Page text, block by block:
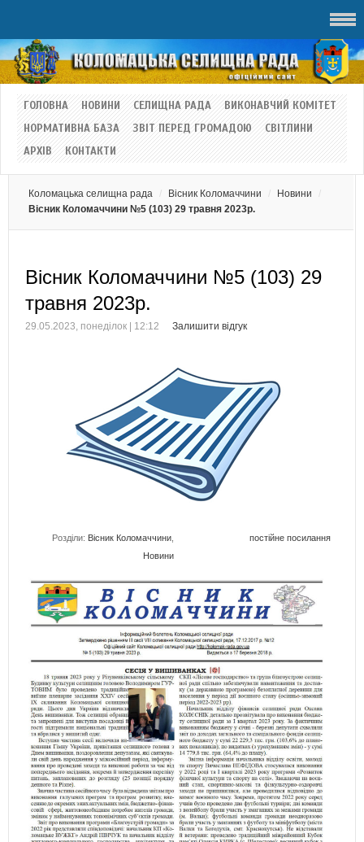
ГОЛОВНА НОВИНИ СЕЛИЩНА РАДА
ВИКОНАВЧИЙ КОМІТЕТ
НОРМАТИВНА БАЗА
ЗВІТ ПЕРЕД ГРОМАДОЮ
СВІТЛИНИ
АРХІВ
КОНТАКТИ
Коломацька селищна рада Вісник Коломаччини
Новини
Вісник Коломаччини №5 (103) 29 травня 2023р.
Вісник Коломаччини №5 (103) 29
травня 2023р.
29.05.2023, понеділок | 12:12 Залишити відгук
Розділи: Вісник Коломаччини
Новини
постійне посилання